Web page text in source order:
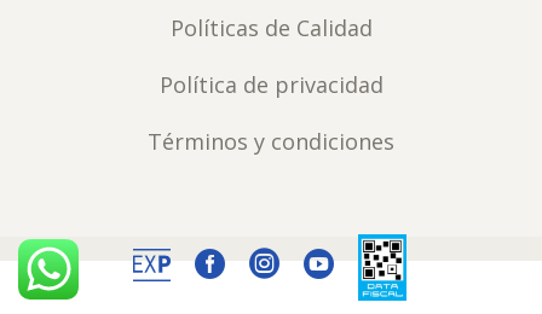
Políticas de Calidad
Política de privacidad
Términos y condiciones
  